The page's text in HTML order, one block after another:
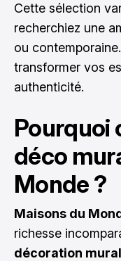
Cette sélection
recherchiez une
ou
transformer vos
authenticité.
Pourquoi
déco
Monde ?
Maisons du
richesse
décoration